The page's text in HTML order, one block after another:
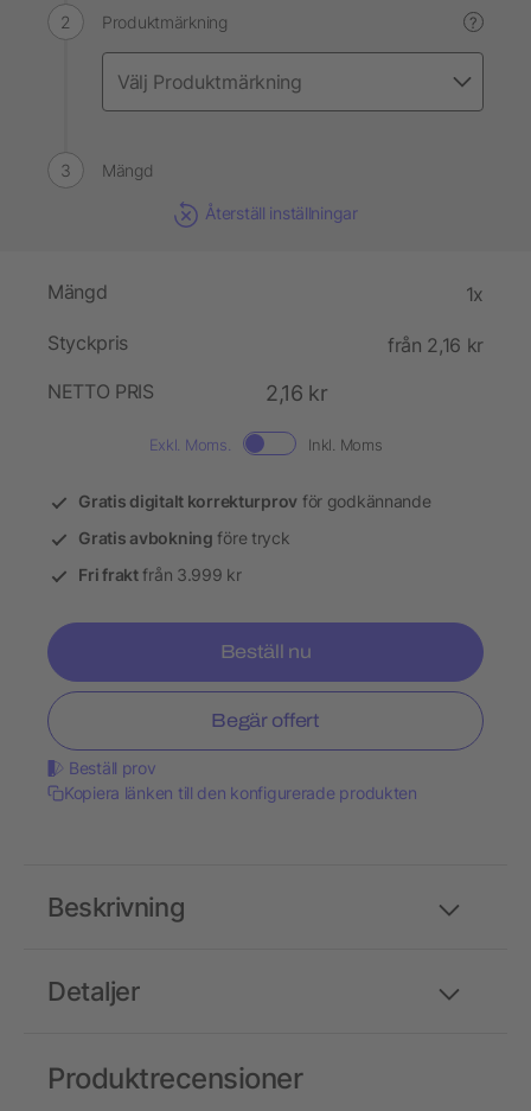
Produktmärkning ?
Mängd
Återställ inställningar
Mängd 1x
Styckpris
från 2,16 kr
NETTO PRIS
2,16 kr
Exkl. Moms. Inkl. Moms
Gratis digitalt korrekturprov för godkännande
Gratis avbokning före tryck
Fri fraktfrån 3.999 kr
Beställ nu
Begär offert
Beställ prov
Kopiera länken till den konfigurerade produkten
Detaljer
Beskrivning
Produktrecensioner